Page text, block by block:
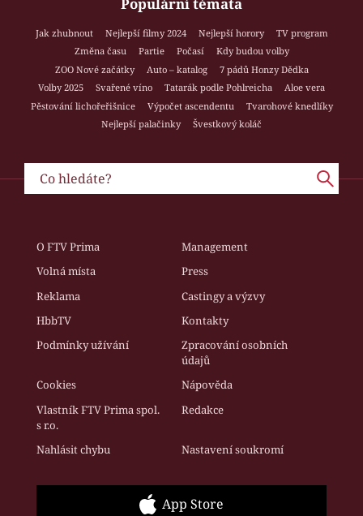
Jak zhubnout Nejlepší filmy 2024 Nejlepší horory
TV program
Změna času
Partie Počasí
Kdy budou volby
ZOO Nové začátky
Auto – katalog
7 pádů Honzy Dědka
Volby 2025
Svařené víno Tatarák podle Pohlreicha
Aloe vera
Pěstování lichořeřišnice
Výpočet ascendentu
Tvarohové knedlíky
Nejlepší palačinky
Švestkový koláč
O FTV Prima
Management
Volná místa
Press
Reklama
Castingy a výzvy
HbbTV
Kontakty
Podmínky užívání
Zpracování osobních
údajů
Cookies
Nápověda
Vlastník FTV Prima spol.
s r.o.
Redakce
Nahlásit chybu Nastavení soukromí
App Store